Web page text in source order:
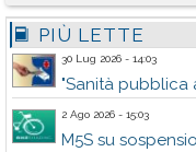
PIÙ LETTE
30 Lug 2026 - 14:03
"Sanità pubblica
2 Ago 2026 - 15:03
M5S su